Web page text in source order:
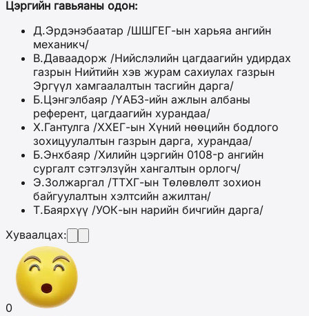
Цэргийн гавьяаны одон:
Д.Эрдэнэбаатар /ШШГЕГ-ын харьяа ангийн
механикч/
В.Даваадорж /Нийслэлийн цагдаагийн удирдах
газрын Нийтийн хэв журам сахиулах газрын
Эргүүл хамгаалалтын тасгийн дарга/
Б.Цэнгэлбаяр /ҮАБЗ-ийн ажлын албаны
референт, цагдаагийн хурандаа/
Х.Гантулга /ХХЕГ-ын Хүний нөөцийн бодлого
зохицуулалтын газрын дарга, хурандаа/
Б.Энхбаяр /Хилийн цэргийн 0108-р ангийн
сургалт сэтгэлзүйн хангалтын орлогч/
Э.Золжаргал /ТТХГ-ын Төлөвлөлт зохион
байгуулалтын хэлтсийн ажилтан/
Т.Баярхүү /УОК-ын нарийн бичгийн дарга/
Хуваалцах:
0